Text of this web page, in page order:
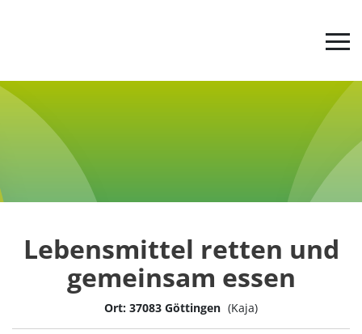
Lebensmittel retten und
gemeinsam essen
Ort: 37083 Göttingen (Kaja)
Jetzt abstimmen
Der Ideenwettbewerb
Tipps & Infos